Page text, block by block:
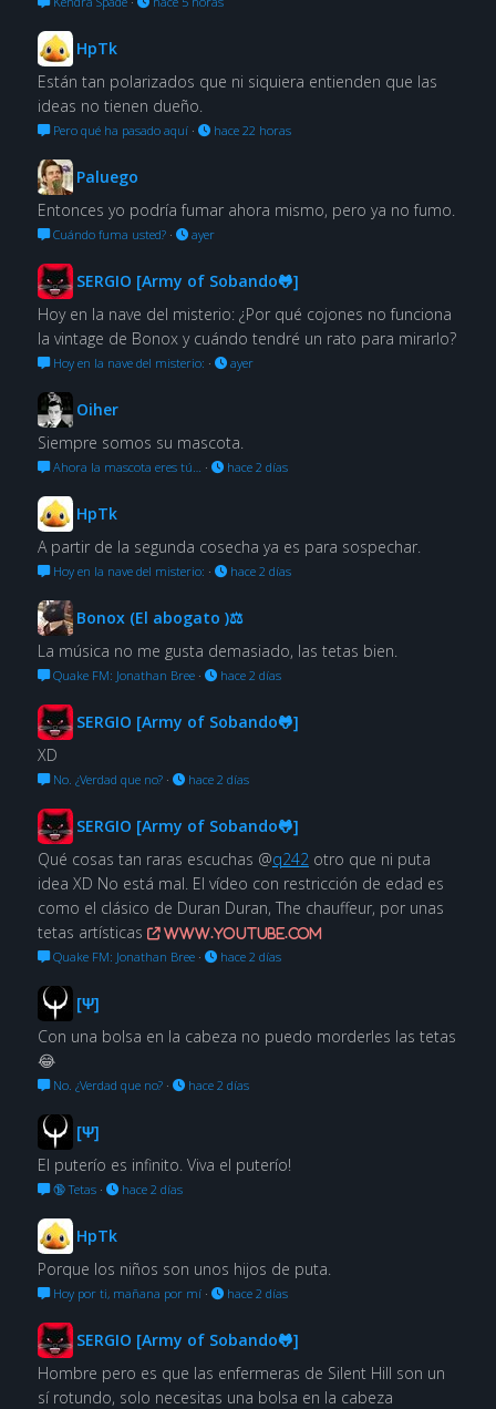
HpTk
Están tan polarizados que ni siquiera entienden que las
ideas no tienen dueño.
Pero qué ha pasado aquí· hace 22 horas
Paluego
Entonces yo podría fumar ahora mismo, pero ya no fumo.
Cuándo fuma usted?· ayer
SERGIO [Army of Sobando🐸]
Hoy en la nave del misterio: ¿Por qué cojones no funciona
la vintage de Bonox y cuándo tendré un rato para mirarlo?
Hoy en la nave del misterio: · ayer
Oiher
Siempre somos su mascota.
Ahora la mascota eres tú… · hace 2 días
HpTk
A partir de la segunda cosecha ya es para sospechar.
Hoy en la nave del misterio: · hace 2 días
Bonox (El abogato )⚖
La música no me gusta demasiado, las tetas bien.
Quake FM: Jonathan Bree· hace 2 días
SERGIO [Army of Sobando🐸]
XD
No. ¿Verdad que no?· hace 2 días
SERGIO [Army of Sobando🐸]
Qué cosas tan raras escuchas @q242 otro que ni puta
idea XD No está mal. El vídeo con restricción de edad es
como el clásico de Duran Duran, The chauffeur, por unas
tetas artísticas
www.youtube.com
Quake FM: Jonathan Bree· hace 2 días
[Ψ]
Con una bolsa en la cabeza no puedo morderles las tetas
😂
No. ¿Verdad que no?· hace 2 días
[Ψ]
El puterío es infinito. Viva el puterío!
🔞 Tetas· hace 2 días
HpTk
Porque los niños son unos hijos de puta.
Hoy por ti, mañana por mí· hace 2 días
SERGIO [Army of Sobando🐸]
Hombre pero es que las enfermeras de Silent Hill son un
sí rotundo, solo necesitas una bolsa en la cabeza